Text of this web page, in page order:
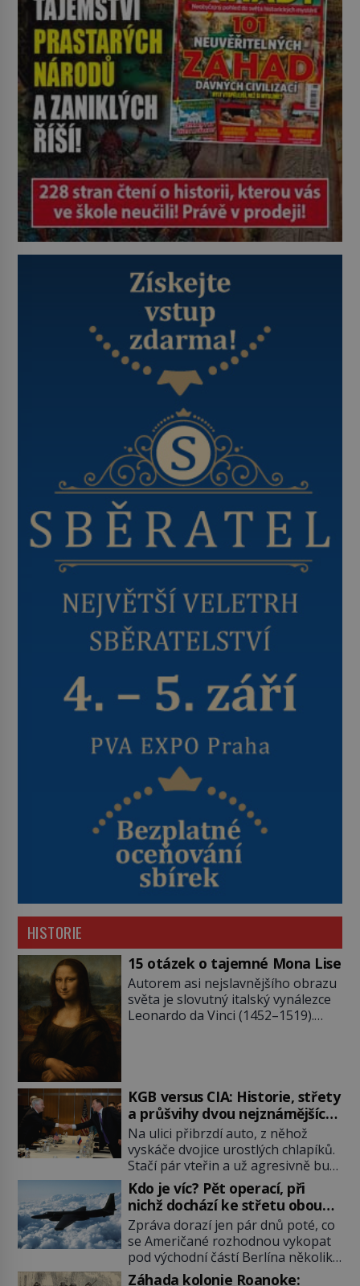
metody jsou překvapivě
promyšlené a některé principy
používají chirurgové dodnes. Úplně
první […]
HISTORIE
15 otázek o tajemné Mona Lise
Autorem asi nejslavnějšího obrazu
světa je slovutný italský vynálezce
Leonardo da Vinci (1452–1519).
pověsil Napoleon? Samotný císař
Napoleon Bonaparte (1769–1821)
má pro malbu slabost, a tak si ji
ještě jako první konzul přemístí do
své ložnice v Tuilerisjkém […]
KGB versus CIA: Historie, střety
a průšvihy dvou nejznámějších
tajných služeb historie
Na ulici přibrzdí auto, z něhož
vyskáče dvojice urostlých chlapíků.
Stačí pár vteřin a už agresivně buší
na dveře. O další okamžik později
vlečou nebožáka do auta, a pak už
ho nikdy nikdo nespatří. Dostal se
totiž do rukou všemocné KGB. Jako
sourozenci, kteří si nemohou přijít
na jméno. Neustále se předhání v
plánování sabotáží, […]
Kdo je víc? Pět operací, při
nichž dochází ke střetu obou
tajných služeb
Zpráva dorazí jen pár dnů poté, co
se Američané rozhodnou vykopat
pod východní částí Berlína několik
stovek metrů dlouhý tunel. Sověti
Záhada kolonie Roanoke: